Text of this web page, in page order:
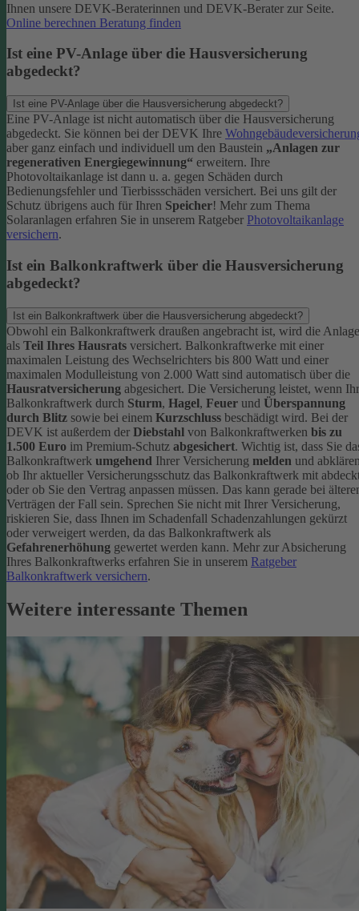
Ihnen unsere DEVK-Beraterinnen und DEVK-Berater zur Seite.
Online berechnen Beratung finden
Ist eine PV-Anlage über die Hausversicherung
abgedeckt?
Ist eine PV-Anlage über die Hausversicherung abgedeckt?
Eine PV-Anlage ist nicht automatisch über die Hausversicherung
abgedeckt. Sie können bei der DEVK Ihre
aber ganz einfach und individuell um den Baustein „Anlagen zur
regenerativen Energiegewinnung“ erweitern. Ihre
Photovoltaikanlage ist dann u. a. gegen Schäden durch
Bedienungsfehler und Tierbissschäden versichert. Bei uns gilt der
Schutz übrigens auch für Ihren Speicher! Mehr zum Thema
Solaranlagen erfahren Sie in unserem Ratgeber Photovoltaikanlage
versichern.
Ist ein Balkonkraftwerk über die Hausversicherung
abgedeckt?
Ist ein Balkonkraftwerk über die Hausversicherung abgedeckt?
Obwohl ein Balkonkraftwerk draußen angebracht ist, wird die Anlage
als Teil Ihres Hausrats versichert. Balkonkraftwerke mit einer
maximalen Leistung des Wechselrichters bis 800 Watt und einer
maximalen Modulleistung von 2.000 Watt sind automatisch über die
Hausratversicherung abgesichert. Die Versicherung leistet, wenn Ihr
Balkonkraftwerk durch Sturm, Hagel, Feuer und Überspannung
durch Blitz sowie bei einem Kurzschluss beschädigt wird. Bei der
DEVK ist außerdem der Diebstahl von Balkonkraftwerken bis zu
1.500 Euro im Premium-Schutz abgesichert. Wichtig ist, dass Sie
Balkonkraftwerk umgehend Ihrer Versicherung melden und
ob Ihr aktueller Versicherungsschutz das Balkonkraftwerk mit
oder ob Sie den Vertrag anpassen müssen. Das kann gerade bei
Verträgen der Fall sein. Sprechen Sie nicht mit Ihrer Versicherung,
riskieren Sie, dass Ihnen im Schadenfall Schadenzahlungen gekürzt
oder verweigert werden, da das Balkonkraftwerk als
Gefahrenerhöhung gewertet werden kann. Mehr zur Absicherung
Ihres Balkonkraftwerks erfahren Sie in unserem Ratgeber
Balkonkraftwerk versichern.
Weitere interessante Themen